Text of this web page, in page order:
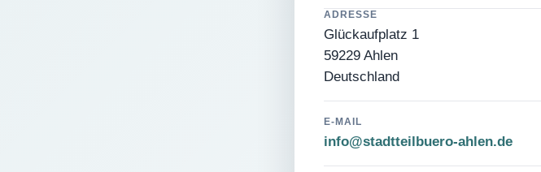
ADRESSE
Glückaufplatz 1
59229 Ahlen
Deutschland
E-MAIL
info@stadtteilbuero-ahlen.de